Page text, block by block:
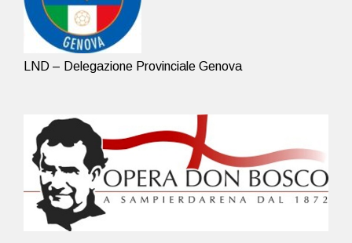
LND – Delegazione Provinciale Genova